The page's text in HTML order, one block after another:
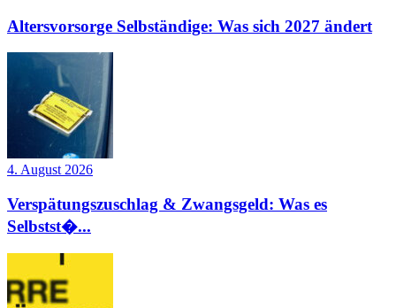
Altersvorsorge Selbständige: Was sich 2027 ändert
4. August 2026
Verspätungszuschlag & Zwangsgeld: Was es
Selbstst�...